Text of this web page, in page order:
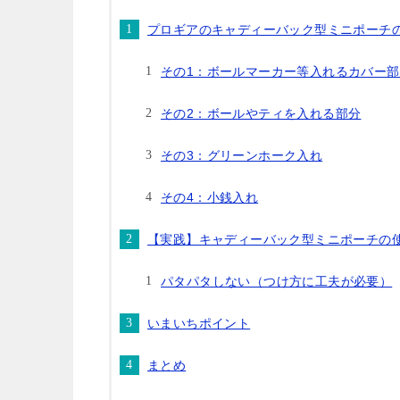
プロギアのキャディーバック型ミニポーチ
その1：ボールマーカー等入れるカバー
その2：ボールやティを入れる部分
その3：グリーンホーク入れ
その4：小銭入れ
【実践】キャディーバック型ミニポーチの
パタパタしない（つけ方に工夫が必要）
いまいちポイント
まとめ